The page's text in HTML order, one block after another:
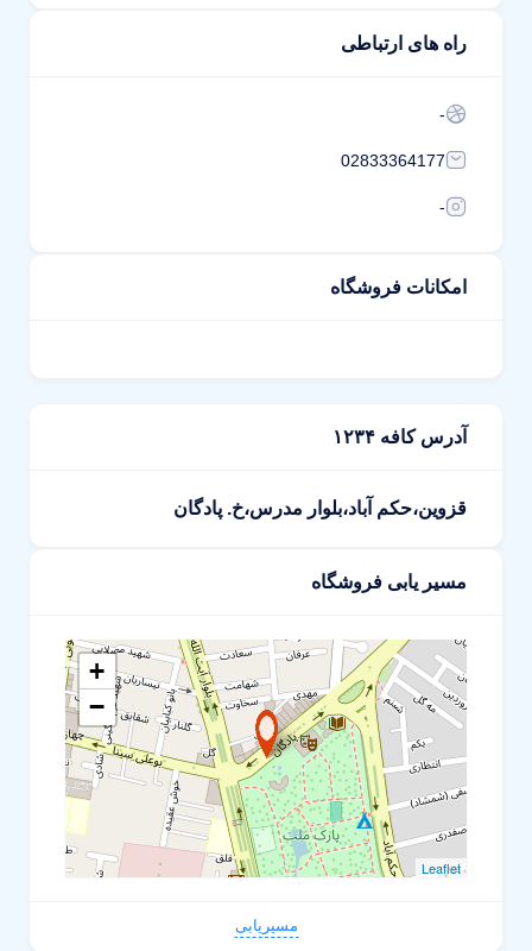
راه های ارتباطی
-
02833364177
-
امکانات فروشگاه
آدرس کافه ۱۲۳۴
قزوین،حکم آباد،بلوار مدرس،خ. پادگان
مسیر یابی فروشگاه
+
−
Leaflet
مسیریابی